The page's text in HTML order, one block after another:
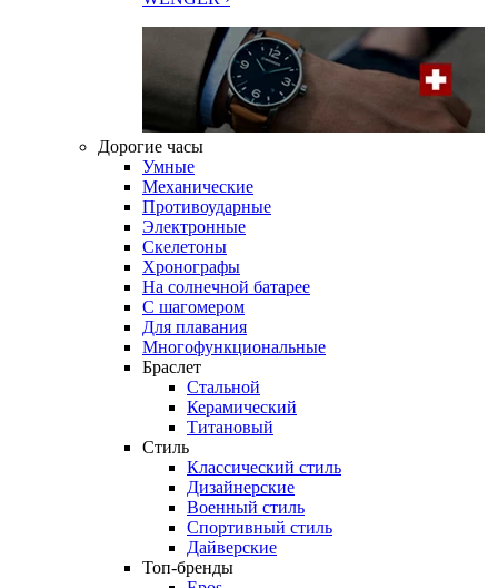
Дорогие часы
Умные
Механические
Противоударные
Электронные
Скелетоны
Хронографы
На солнечной батарее
С шагомером
Для плавания
Многофункциональные
Браслет
Стальной
Керамический
Титановый
Стиль
Классический стиль
Дизайнерские
Военный стиль
Спортивный стиль
Дайверские
Топ-бренды